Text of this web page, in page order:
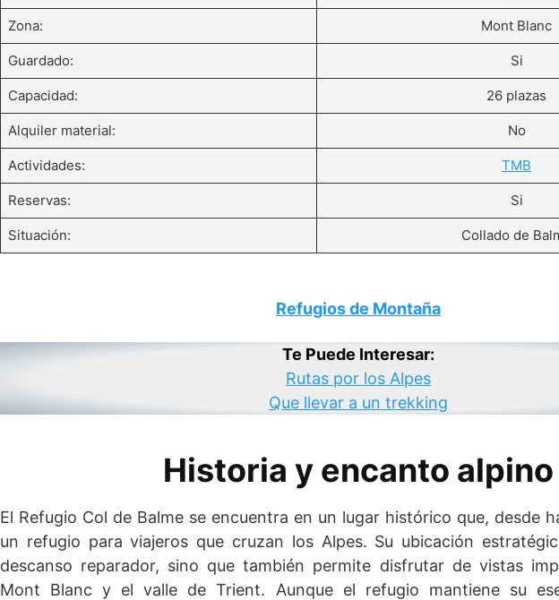
Zona: Mont Blanc
Guardado: Si
Capacidad: 26 plazas
Alquiler material: No
Actividades: TMB
Reservas: Si
Situación: Collado de
Refugios de Montaña
Te Puede Interesar:
Rutas por los Alpes
Que llevar a un trekking
Historia y encanto alpino
El Refugio Col de Balme se encuentra en un lugar histórico que, desde
un refugio para viajeros que cruzan los Alpes. Su ubicación
descanso reparador, sino que también permite disfrutar de vistas
Mont Blanc y el valle de Trient. Aunque el refugio mantiene su